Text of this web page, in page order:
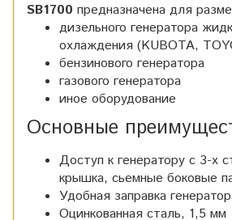
SB1700 предназначена для
дизельного генератора
охлаждения (KUBOTA,
бензинового генератора
газового генератора
иное оборудование
Основные
Доступ к генератору с 3-х
крышка, сьемные боковые
Удобная заправка
Оцинкованная сталь, 1,5 мм